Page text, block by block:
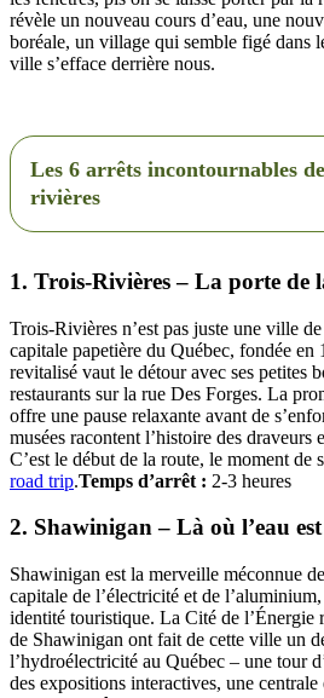
révèle un nouveau cours d’eau, une
boréale, un village qui semble figé dans
ville s’efface derrière nous.
Les 6 arrêts incontournables
rivières
1. Trois-Rivières – La porte de
Trois-Rivières n’est pas juste une ville
capitale papetière du Québec, fondée
revitalisé vaut le détour avec ses petites
restaurants sur la rue Des Forges. La
offre une pause relaxante avant de
musées racontent l’histoire des draveurs
C’est le début de la route, le moment de
road trip.Temps d’arrêt : 2-3 heures
2. Shawinigan – Là où l’eau
Shawinigan est la merveille méconnue
capitale de l’électricité et de
identité touristique. La Cité de l’Énergie
de Shawinigan ont fait de cette ville un
l’hydroélectricité au Québec – une tour
des expositions interactives, une